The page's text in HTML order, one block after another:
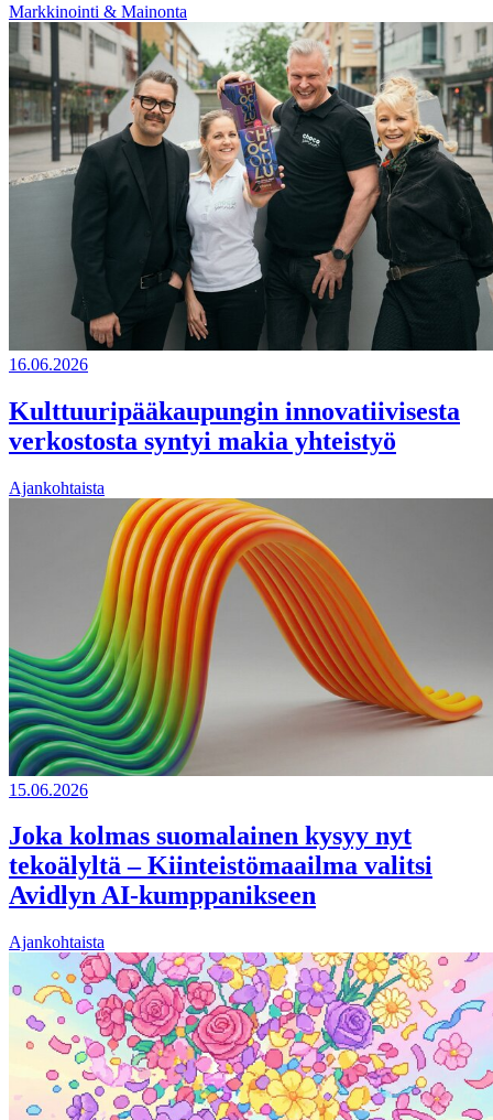
Markkinointi & Mainonta
16.06.2026
Kulttuuripääkaupungin innovatiivisesta
verkostosta syntyi makia yhteistyö
Ajankohtaista
15.06.2026
Joka kolmas suomalainen kysyy nyt
tekoälyltä – Kiinteistömaailma valitsi
Avidlyn AI-kumppanikseen
Ajankohtaista